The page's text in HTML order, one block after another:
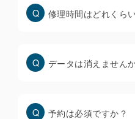
なります。
・ホームページには安い
いです。
・破損状態を軽度、重度
安いディスプレイは色味
修理時間はどれくら
データは消えません
予約は必須ですか？